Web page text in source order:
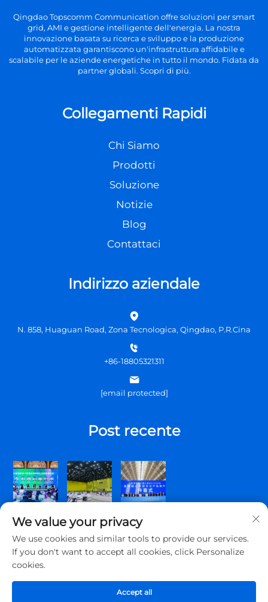
Qingdao Topscomm Communication offre soluzioni per smart
grid, AMI e gestione intelligente dell'energia. La nostra
innovazione basata su ricerca e sviluppo e la produzione
automatizzata garantiscono un'infrastruttura affidabile e
scalabile per le aziende energetiche in tutto il mondo. Fidata da
partner globali. Scopri di più.
Collegamenti Rapidi
Chi Siamo
Prodotti
Soluzione
Notizie
Blog
Contattaci
Indirizzo aziendale
N. 858, Huaguan Road, Zona Tecnologica, Qingdao, P.R.Cina
+86-18805321311
[email protected]
Post recente
Tutti i diritti riservati.
We value your privacy
We use cookies and similar tools to provide our services.
If you don't want to accept all cookies, click Personalize
cookies.
Accept all